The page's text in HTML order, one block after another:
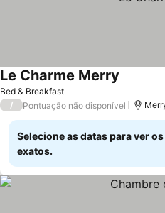
Bed & Breakfast
Le Charme Merry
/ Pontuação não disponível
Selecione as datas para ver
exatos.